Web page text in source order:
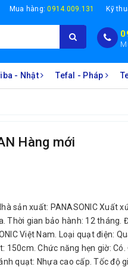
Mua hàng:0914.009.131 Kỹ
- Nhật Tefal - Pháp
Hàng mới
sản xuất: PANASONIC Xuất
Thời gian bảo hành: 12 tháng.
Việt Nam. Loại quạt điện:
150cm. Chức năng hẹn giờ: Có.
quạt: Nhựa cao cấp. Tốc độ